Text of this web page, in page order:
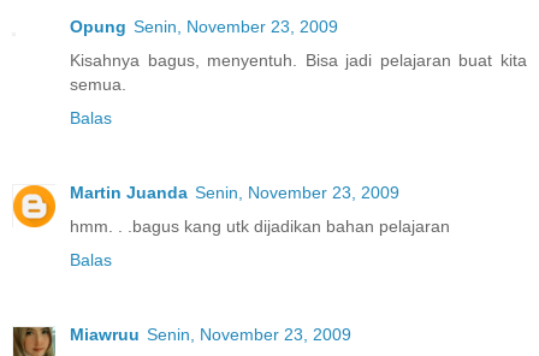
Opung Senin, November 23, 2009
Kisahnya bagus, menyentuh. Bisa jadi pelajaran buat kita
semua.
Balas
Martin Juanda Senin, November 23, 2009
hmm. . .bagus kang utk dijadikan bahan pelajaran
Balas
Miawruu Senin, November 23, 2009